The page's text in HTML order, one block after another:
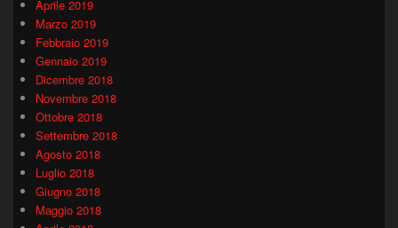
Aprile 2019
Marzo 2019
Febbraio 2019
Gennaio 2019
Dicembre 2018
Novembre 2018
Ottobre 2018
Settembre 2018
Agosto 2018
Luglio 2018
Giugno 2018
Maggio 2018